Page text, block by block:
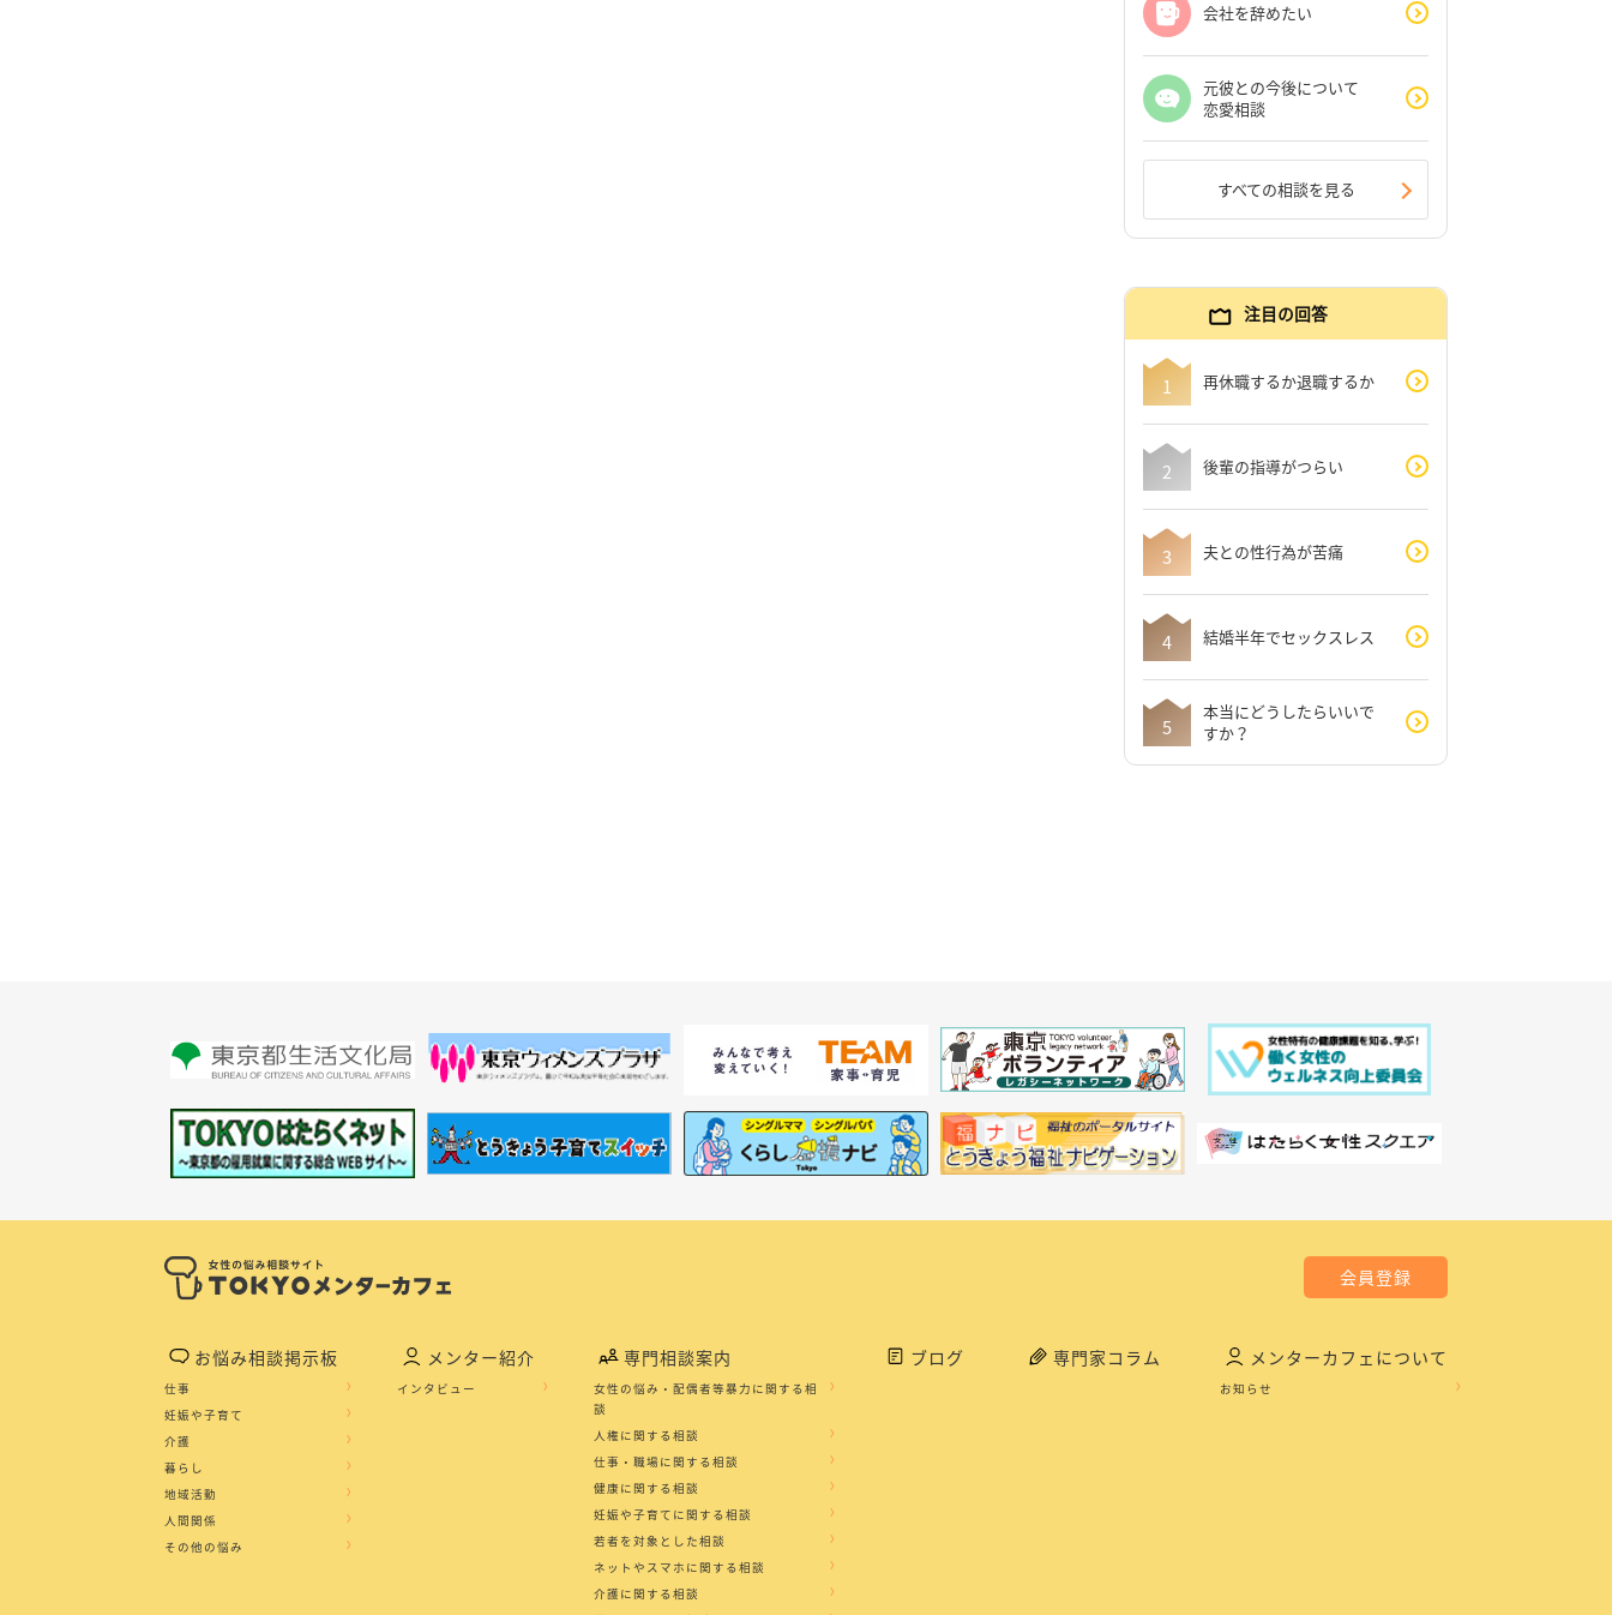
会社を辞めたい
元彼との今後について
恋愛相談
すべての相談を見る
注目の回答
再休職するか退職するか
後輩の指導がつらい
夫との性行為が苦痛
結婚半年でセックスレス
本当にどうしたらいいで
すか？
会員登録
お悩み相談掲示板
仕事
妊娠や子育て
介護
暮らし
地域活動
人間関係
その他の悩み
メンター紹介
インタビュー
専門相談案内
女性の悩み・配偶者等暴力に関する相
談
人権に関する相談
仕事・職場に関する相談
健康に関する相談
妊娠や子育てに関する相談
若者を対象とした相談
ネットやスマホに関する相談
介護に関する相談
ブログ 専門家コラム メンターカフェについて
お知らせ